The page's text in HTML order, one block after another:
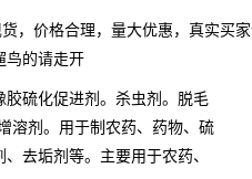
，价格合理，量大优惠，真实买
鸟的请走开
硫化促进剂。杀虫剂。脱毛
溶剂。用于制农药、药物、硫
去垢剂等。主要用于农药、